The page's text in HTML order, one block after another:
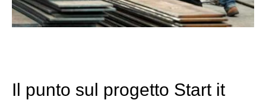
Il punto sul progetto Start it